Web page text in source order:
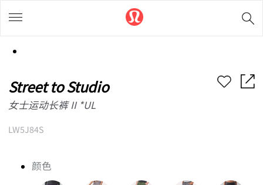
Street to Studio
女士运动长裤 II *UL
LW5J84S
颜色